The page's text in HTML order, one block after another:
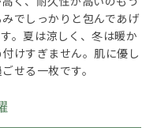
でしっかりと包んであげ
。夏は涼しく、冬は暖か
けすぎません。肌に優し
せる一枚です。